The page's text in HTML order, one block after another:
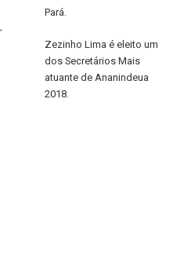
Pará.
Zezinho Lima é eleito um
dos Secretários Mais
atuante de Ananindeua
2018.